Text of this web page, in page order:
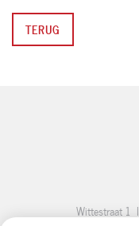
TERUG
Wittestraat 1I